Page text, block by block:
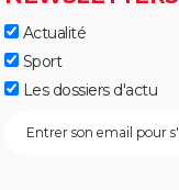
Actualité
Sport
Les dossiers d'actu